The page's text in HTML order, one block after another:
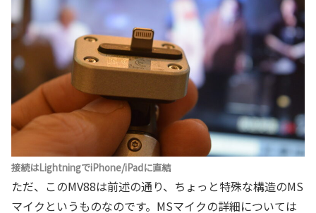
接続はLightningでiPhone/iPadに直結
ただ、このMV88は前述の通り、ちょっと特殊な構造のMS
マイクというものなのです。MSマイクの詳細については